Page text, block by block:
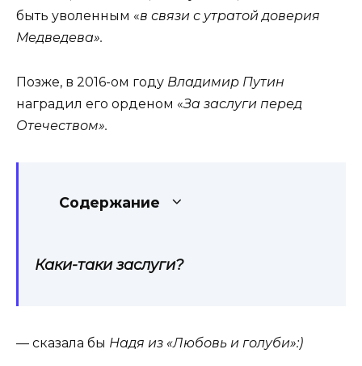
быть уволенным «в связи с утратой доверия
Медведева».
Позже, в 2016-ом году Владимир Путин
наградил его орденом «Зa заслуги перед
Отечеством».
Содержание
Каки-таки заслуги?
— сказала бы Надя из «Любовь и голуби»:)